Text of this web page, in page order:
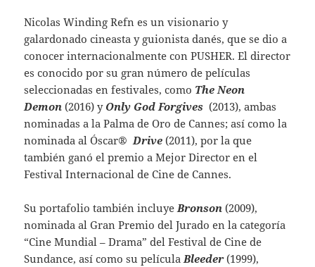
Nicolas Winding Refn es un visionario y
galardonado cineasta y guionista danés, que se dio a
conocer internacionalmente con PUSHER. El director
es conocido por su gran número de películas
seleccionadas en festivales, como The Neon
Demon (2016) y Only God Forgives (2013), ambas
nominadas a la Palma de Oro de Cannes; así como la
nominada al Óscar® Drive (2011), por la que
también ganó el premio a Mejor Director en el
Festival Internacional de Cine de Cannes.
Su portafolio también incluye Bronson (2009),
nominada al Gran Premio del Jurado en la categoría
“Cine Mundial – Drama” del Festival de Cine de
Sundance, así como su película Bleeder(1999),